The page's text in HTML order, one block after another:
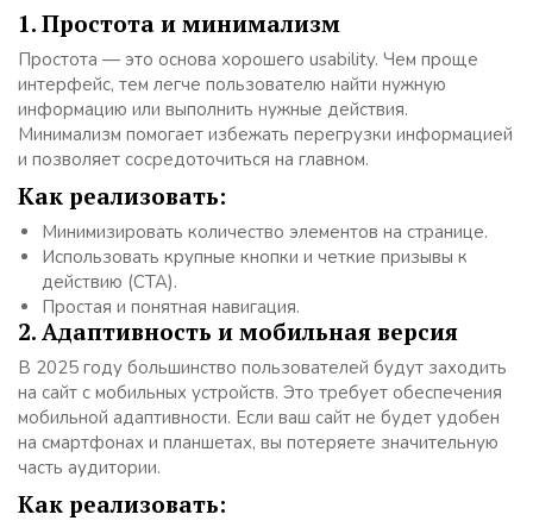
1. Простота и минимализм
Простота — это основа хорошего usability. Чем проще
интерфейс, тем легче пользователю найти нужную
информацию или выполнить нужные действия.
Минимализм помогает избежать перегрузки информацией
и позволяет сосредоточиться на главном.
Как реализовать:
Минимизировать количество элементов на странице.
Использовать крупные кнопки и четкие призывы к
действию (CTA).
Простая и понятная навигация.
2. Адаптивность и мобильная версия
В 2025 году большинство пользователей будут заходить
на сайт с мобильных устройств. Это требует обеспечения
мобильной адаптивности. Если ваш сайт не будет удобен
на смартфонах и планшетах, вы потеряете значительную
часть аудитории.
Как реализовать: